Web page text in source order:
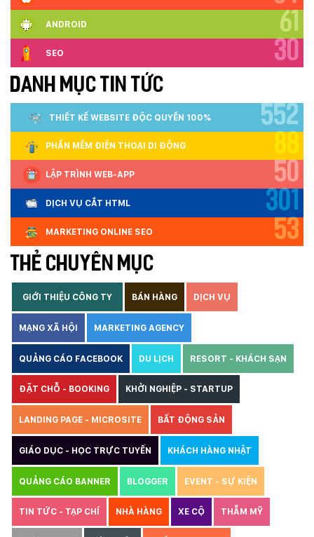
ANDROID 61
SEO 30
DANH MỤC TIN TỨC
THIẾT KẾ WEBSITE ĐỘC QUYỀN 100% 552
PHẦN MỀM ĐIỆN THOẠI DI ĐỘNG 88
LẬP TRÌNH WEB-APP 50
DỊCH VỤ CẮT HTML 301
MARKETING ONLINE SEO 53
THẺ CHUYÊN MỤC
GIỚI THIỆU CÔNG TY BÁN HÀNG DỊCH VỤ
MẠNG XÃ HỘI MARKETING AGENCY
QUẢNG CÁO FACEBOOK DU LỊCH RESORT - KHÁCH SẠN
ĐẶT CHỖ - BOOKING KHỞI NGHIỆP - STARTUP
LANDING PAGE - MICROSITE BẤT ĐỘNG SẢN
GIÁO DỤC - HỌC TRỰC TUYẾN KHÁCH HÀNG NHẬT
QUẢNG CÁO BANNER BLOGGER EVENT - SỰ KIỆN
TIN TỨC - TẠP CHÍ NHÀ HÀNG XE CỘ THẪM MỸ